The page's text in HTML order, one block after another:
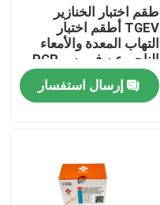
طقم اختبار الخنازير
TGEV أطقم اختبار
التهاب المعدة والأمعاء
الناجم عن فيروس PCR
إرسال استفسار